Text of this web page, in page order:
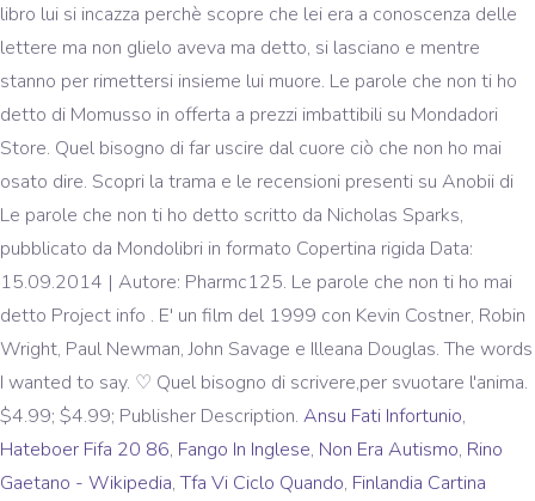
libro lui si incazza perchè scopre che lei era a conoscenza delle
lettere ma non glielo aveva ma detto, si lasciano e mentre
stanno per rimettersi insieme lui muore. Le parole che non ti ho
detto di Momusso in offerta a prezzi imbattibili su Mondadori
Store. Quel bisogno di far uscire dal cuore ciò che non ho mai
osato dire. Scopri la trama e le recensioni presenti su Anobii di
Le parole che non ti ho detto scritto da Nicholas Sparks,
pubblicato da Mondolibri in formato Copertina rigida Data:
15.09.2014 | Autore: Pharmc125. Le parole che non ti ho mai
detto Project info . E' un film del 1999 con Kevin Costner, Robin
Wright, Paul Newman, John Savage e Illeana Douglas. The words
I wanted to say. ♡ Quel bisogno di scrivere,per svuotare l'anima.
$4.99; $4.99; Publisher Description. Ansu Fati Infortunio,
Hateboer Fifa 20 86, Fango In Inglese, Non Era Autismo, Rino
Gaetano - Wikipedia,Tfa Vi Ciclo Quando, Finlandia Cartina